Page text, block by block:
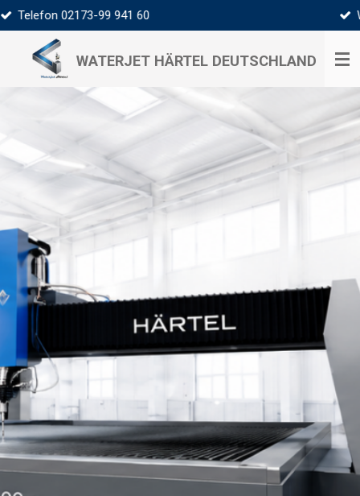
Zum
Hauptinhalt
springen
WATERJET HÄRTEL DEUTSCHLAND
Waterjet Härtel + Grenke Leasing